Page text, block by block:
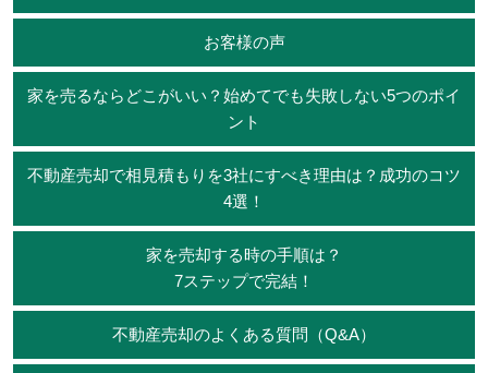
お客様の声
家を売るならどこがいい？始めてでも失敗しない5つのポイ
ント
不動産売却で相見積もりを3社にすべき理由は？成功のコツ
4選！
家を売却する時の手順は？
7ステップで完結！
不動産売却のよくある質問（Q&A）